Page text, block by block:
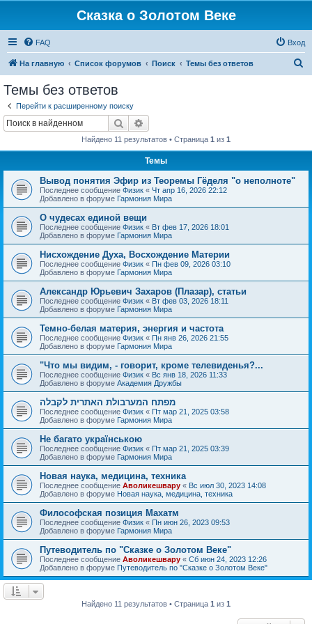
Сказка о Золотом Веке
FAQ Вход
На главную Список форумов Поиск Темы без ответов
Темы без ответов
Перейти к расширенному поиску
Поиск
Найдено 11 результатов • Страница 1 из 1
Темы
Вывод понятия Эфир из Теоремы Гёделя "о неполноте"
Последнее сообщение Физик « Чт апр 16, 2026 22:12
Добавлено в форуме Гармония Мира
О чудесах единой вещи
Последнее сообщение Физик « Вт фев 17, 2026 18:01
Добавлено в форуме Гармония Мира
Нисхождение Духа, Восхождение Материи
Последнее сообщение Физик « Пн фев 09, 2026 03:10
Добавлено в форуме Гармония Мира
Александр Юрьевич Захаров (Плазар), статьи
Последнее сообщение Физик « Вт фев 03, 2026 18:11
Добавлено в форуме Гармония Мира
Темно-белая материя, энергия и частота
Последнее сообщение Физик « Пн янв 26, 2026 21:55
Добавлено в форуме Гармония Мира
"Что мы видим, - говорит, кроме телевиденья?...
Последнее сообщение Физик « Вс янв 18, 2026 11:33
Добавлено в форуме Академия Дружбы
מפתח המערבולת האתרית לקבלה
Последнее сообщение Физик « Пт мар 21, 2025 03:58
Добавлено в форуме Гармония Мира
Не багато українською
Последнее сообщение Физик « Пт мар 21, 2025 03:39
Добавлено в форуме Гармония Мира
Новая наука, медицина, техника
Последнее сообщение Аволикешвару « Вс июл 30, 2023 14:08
Добавлено в форуме Новая наука, медицина, техника
Философская позиция Махатм
Последнее сообщение Физик « Пн июн 26, 2023 09:53
Добавлено в форуме Гармония Мира
Путеводитель по "Сказке о Золотом Веке"
Последнее сообщение Аволикешвару « Сб июн 24, 2023 12:26
Добавлено в форуме Путеводитель по "Сказке о Золотом Веке"
Найдено 11 результатов • Страница 1 из 1